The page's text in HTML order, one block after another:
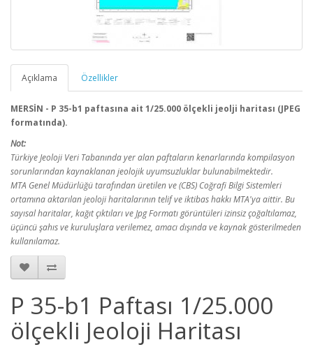
Açıklama Özellikler
MERSİN - P 35-b1 paftasına ait 1/25.000 ölçekli jeolji haritası (JPEG
formatında).
Not:
Türkiye Jeoloji Veri Tabanında yer alan paftaların kenarlarında kompilasyon
sorunlarından kaynaklanan jeolojik uyumsuzluklar bulunabilmektedir.
MTA Genel Müdürlüğü tarafından üretilen ve (CBS) Coğrafi Bilgi Sistemleri
ortamına aktarılan jeoloji haritalarının telif ve iktibas hakkı MTA'ya aittir. Bu
sayısal haritalar, kağıt çıktıları ve Jpg Formatı görüntüleri izinsiz çoğaltılamaz,
üçüncü şahıs ve kuruluşlara verilemez, amacı dışında ve kaynak gösterilmeden
kullanılamaz.
P 35-b1 Paftası 1/25.000
ölçekli Jeoloji Haritası